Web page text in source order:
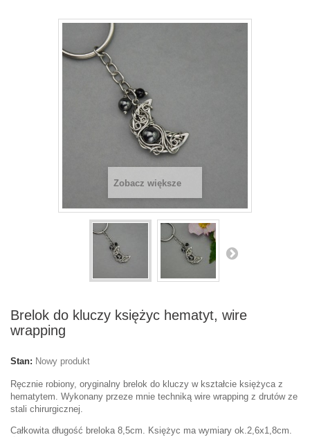
Zobacz większe
Brelok do kluczy księżyc hematyt, wire
wrapping
Stan: Nowy produkt
Ręcznie robiony, oryginalny brelok do kluczy w kształcie księżyca z
hematytem. Wykonany przeze mnie techniką wire wrapping z drutów ze
stali chirurgicznej.
Całkowita długość breloka 8,5cm. Księżyc ma wymiary ok.2,6x1,8cm.